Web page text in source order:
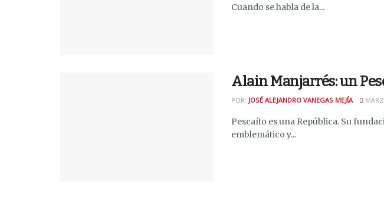
Cuando se habla de la...
Alain Manjarrés: un
POR: JOSÉ ALEJANDRO VANEGAS MEJÍA
Pescaíto es una República. Su
emblemático y...